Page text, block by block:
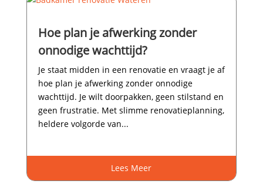
Hoe plan je afwerking zonder
onnodige wachttijd?
Je staat midden in een renovatie en vraagt je af
hoe plan je afwerking zonder onnodige
wachttijd.​ Je wilt doorpakken, geen stilstand en
geen frustratie.​ Met slimme renovatieplanning,
heldere volgorde van...
Lees Meer